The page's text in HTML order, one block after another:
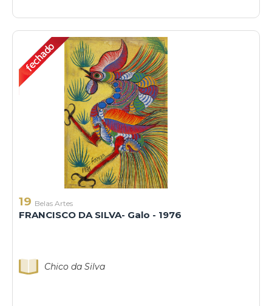
19 Belas Artes
FRANCISCO DA SILVA- Galo - 1976
Chico da Silva